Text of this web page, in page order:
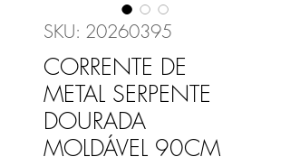
SKU: 20260395
CORRENTE DE
METAL SERPENTE
DOURADA
MOLDÁVEL 90CM